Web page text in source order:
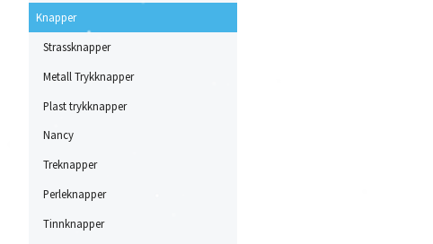
Knapper
Strassknapper
Metall Trykknapper
Plast trykknapper
Nancy
Treknapper
Perleknapper
Tinnknapper